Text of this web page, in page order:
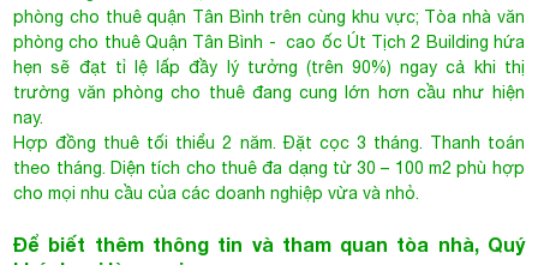
phòng cho thuê quận Tân Bình trên cùng khu vực; Tòa nhà văn
phòng cho thuê Quận Tân Bình - cao ốc Út Tịch 2 Building hứa
hẹn sẽ đạt tỉ lệ lấp đầy lý tưởng (trên 90%) ngay cả khi thị
trường văn phòng cho thuê đang cung lớn hơn cầu như hiện
nay.
Hợp đồng thuê tối thiểu 2 năm. Đặt cọc 3 tháng. Thanh toán
theo tháng. Diện tích cho thuê đa dạng từ 30 – 100 m2 phù hợp
cho mọi nhu cầu của các doanh nghiệp vừa và nhỏ.
Để biết thêm thông tin và tham quan tòa nhà, Quý